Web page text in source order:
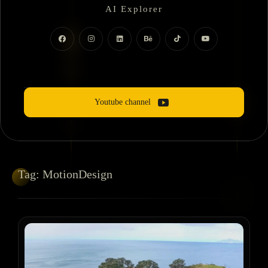
AI Explorer
Motion Dizayner
Youtube channel
Tag: MotionDesign